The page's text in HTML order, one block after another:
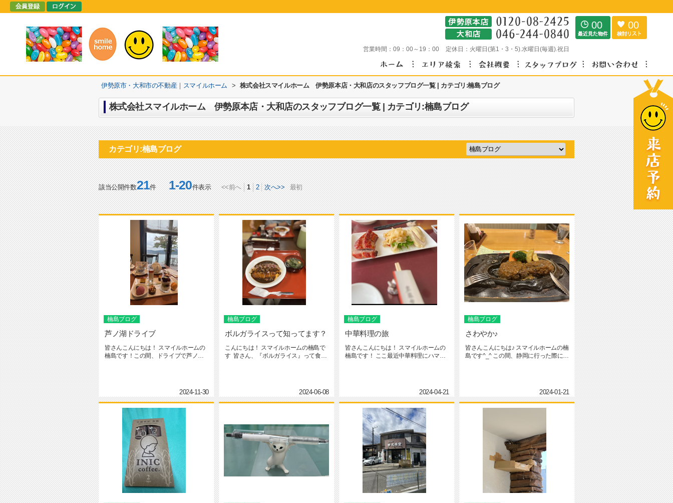
営業時間： 09：00～19：00 定休日： 火曜日(第1・3・5).水曜日(毎週).祝日
00 00
伊勢原市・大和市の不動産｜スマイルホーム > 株式会社スマイルホーム 伊勢原本店・大和店のスタッフブログ一覧 | カテゴリ:楠島ブログ
株式会社スマイルホーム 伊勢原本店・大和店のスタッフブログ一覧 | カテゴリ:楠島ブログ
カテゴリ:楠島ブログ
該当公開件数21件1-20件表示 <<前へ 1 2 次へ>> 最初
楠島ブログ
芦ノ湖ドライブ
皆さんこんにちは！ スマイルホームの
楠島です！この間、ドライブで芦ノ湖
2024-11-30
楠島ブログ
ボルガライスって知ってます？
こんにちは！ スマイルホームの楠島で
す 皆さん、『ボルガライス』って食べ
2024-06-08
楠島ブログ
中華料理の旅
皆さんこんにちは！ スマイルホームの
楠島です！ ここ最近中華料理にハマっ
2024-04-21
楠島ブログ
さわやか♪
皆さんこんにちは♪ スマイルホームの楠
島です^_^ この間、静岡に行った際に大
2024-01-21